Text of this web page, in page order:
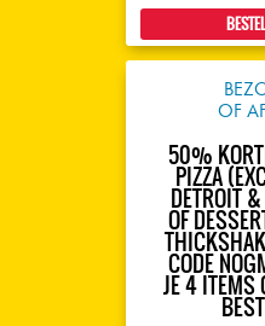
OF
50%
PIZZA
DETROIT
OF
CODE
JE 4 ITEMS